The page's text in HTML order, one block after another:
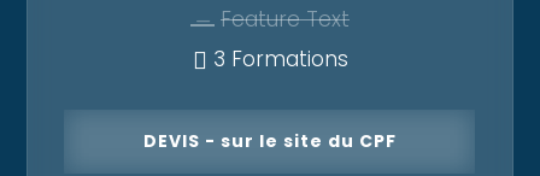
K Feature Text
 3 Formations
DEVIS - sur le site du CPF